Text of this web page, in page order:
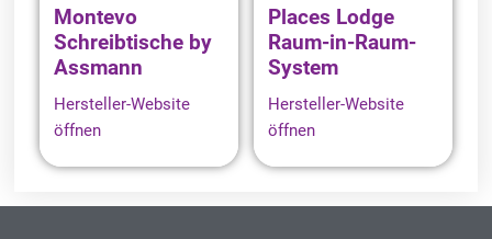
Montevo
Schreibtische by
Assmann
Hersteller-Website
öffnen
Places Lodge
Raum-in-Raum-
System
Hersteller-Website
öffnen